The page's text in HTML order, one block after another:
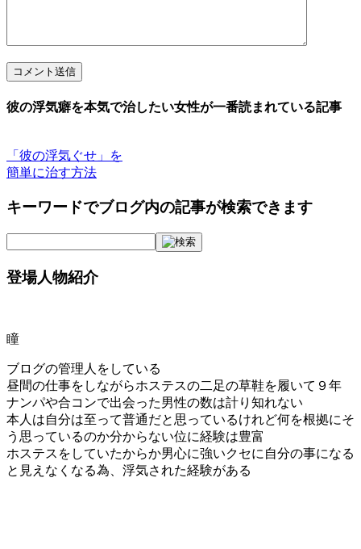
コメント送信
彼の浮気癖を本気で治したい女性が一番読まれている記事
「彼の浮気ぐせ」を
簡単に治す方法
キーワードでブログ内の記事が検索できます
登場人物紹介
瞳
ブログの管理人をしている
昼間の仕事をしながらホステスの二足の草鞋を履いて９年
ナンパや合コンで出会った男性の数は計り知れない
本人は自分は至って普通だと思っているけれど何を根拠にそ
う思っているのか分からない位に経験は豊富
ホステスをしていたからか男心に強いクセに自分の事になる
と見えなくなる為、浮気された経験がある